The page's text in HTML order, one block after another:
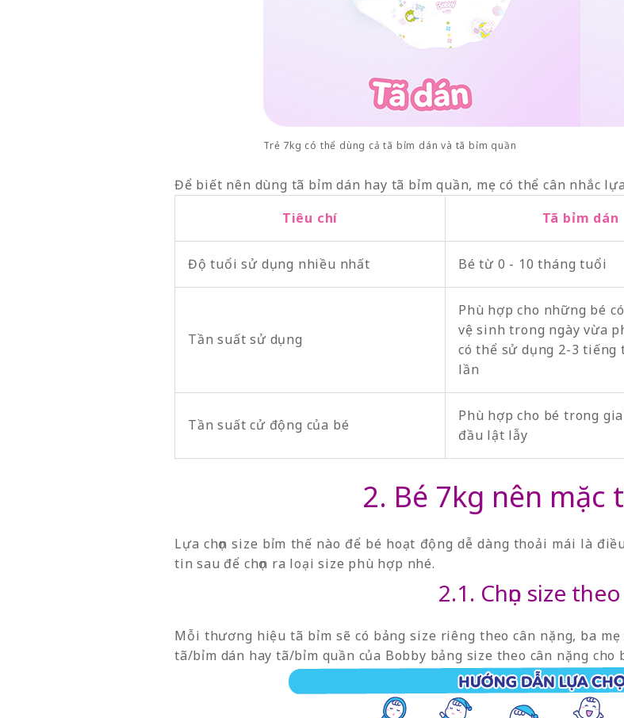
Trẻ 7kg có thể dùng cả tã bỉm dán và tã bỉm quần
Để biết nên dùng tã bỉm dán hay tã bỉm quần, mẹ có thể cân nhắc
Tiêu chí
Tã bỉm dán
Độ tuổi sử dụng nhiều nhất Bé từ 0 - 10 tháng tuổi
Tần suất sử dụng
Phù hợp cho những bé
vệ sinh trong ngày vừa
có thể sử dụng 2-3 tiếng
lần
Tần suất cử động của bé
Phù hợp cho bé trong
đầu lật lẫy
2. Bé 7kg nên mặc
Lựa chọn size bỉm thế nào để bé hoạt động dễ dàng thoải mái là
tin sau để chọn ra loại size phù hợp nhé.
2.1. Chọn size
Mỗi thương hiệu tã bỉm sẽ có bảng size riêng theo cân nặng, ba
tã/bỉm dán hay tã/bỉm quần của Bobby bảng size theo cân nặng cho